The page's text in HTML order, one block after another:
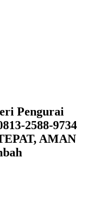
Pengurai
2588-9734
AMAN